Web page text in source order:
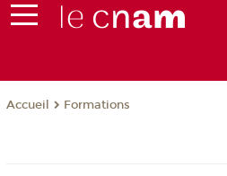
Accueil Formations